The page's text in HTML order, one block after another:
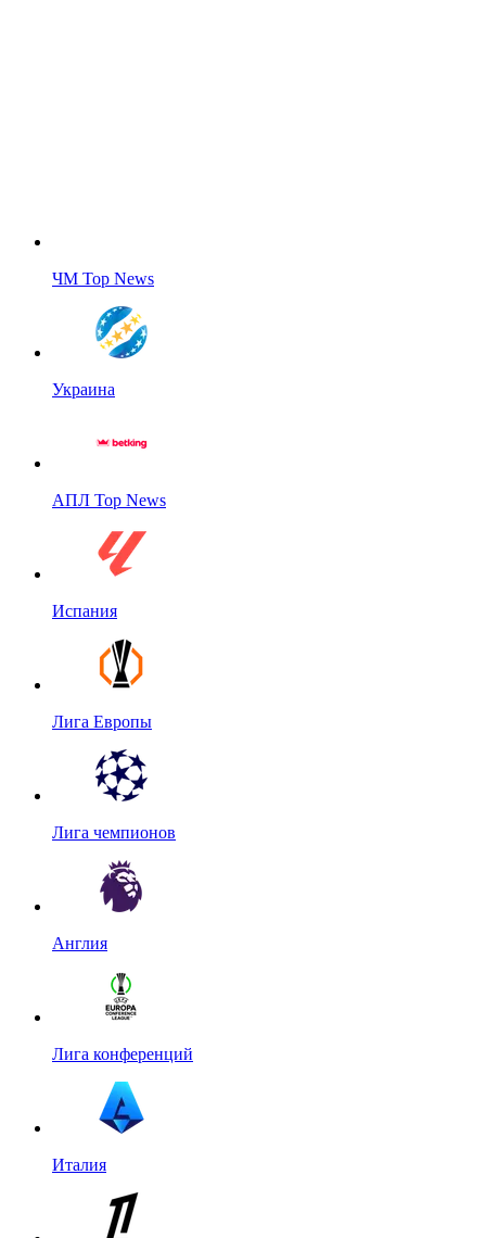
ЧМ Top News
Украина
АПЛ Top News
Испания
Лига Европы
Лига чемпионов
Англия
Лига конференций
Италия